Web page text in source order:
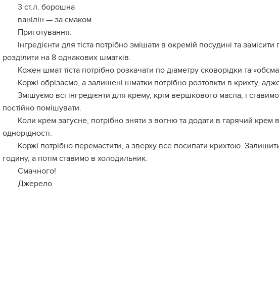
3 ст.л. борошна
ванілін — за смаком
Приготування:
Інгредієнти для тіста потрібно змішати в окремій посудині та
розділити на 8 однакових шматків.
Кожен шмат тіста потрібно розкачати по діаметру сковорідки та
Коржі обрізаємо, а залишені шматки потрібно розтовкти в крихту,
Змішуємо всі інгредієнти для крему, крім вершкового масла, і
постійно помішувати.
Коли крем загусне, потрібно зняти з вогню та додати в гарячий
однорідності.
Коржі потрібно перемастити, а зверху все посипати крихтою.
годину, а потім ставимо в холодильник.
Смачного!
Джерело